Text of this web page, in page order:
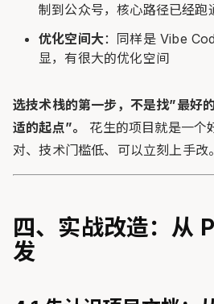
制到公众号，核心路径已经跑
优化空间大：同样是 Vibe
显，有很大的优化空间
选技术栈的第一步，不是找”最好
适的起点”。
花生的项目就是一
对、技术门槛低、可以立刻上手改。
四、实战改造：从
发